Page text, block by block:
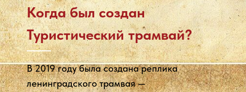
Когда был создан
Туристический трамвай?
В 2019 году была создана реплика
ленинградского трамвая —